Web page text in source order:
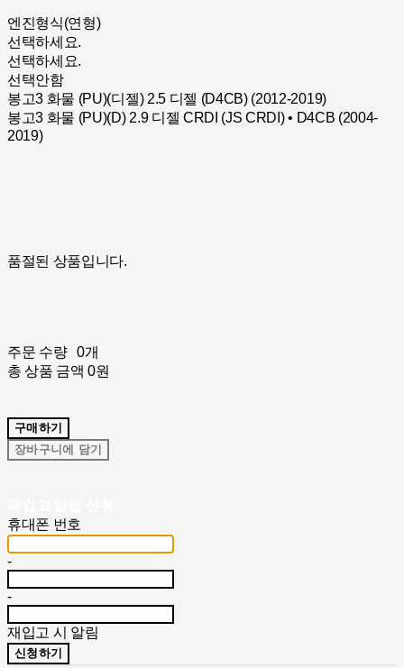
엔진형식(연형)
선택하세요.
선택하세요.
선택안함
봉고3 화물 (PU)(디젤) 2.5 디젤 (D4CB) (2012-2019)
봉고3 화물 (PU)(D) 2.9 디젤 CRDI (JS CRDI) • D4CB (2004-
2019)
품절된 상품입니다.
주문 수량
0개
총 상품 금액 0원
구매하기
장바구니에 담기
휴대폰 번호
-
-
재입고 시 알림
신청하기